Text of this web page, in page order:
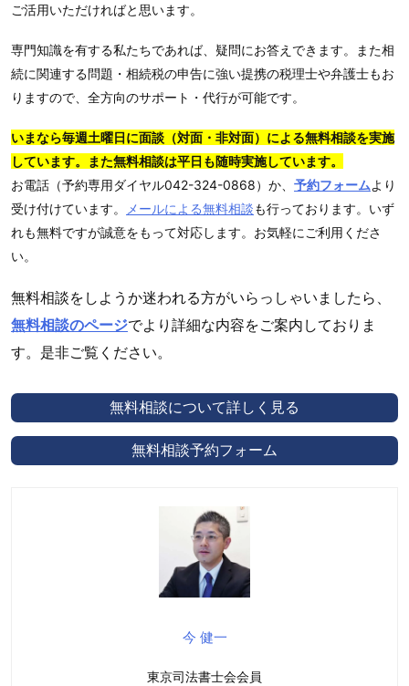
ご活用いただければと思います。
専門知識を有する私たちであれば、疑問にお答えできます。また相
続に関連する問題・相続税の申告に強い提携の税理士や弁護士もお
りますので、全方向のサポート・代行が可能です。
いまなら毎週土曜日に面談（対面・非対面）による無料相談を実施
しています。また無料相談は平日も随時実施しています。
お電話（予約専用ダイヤル042-324-0868）か、 予約フォームより
受け付けています。
メールによる無料相談も行っております。いず
れも無料ですが誠意をもって対応します。お気軽にご利用くださ
い。
無料相談をしようか迷われる方がいらっしゃいましたら、
無料相談のページでより詳細な内容をご案内しておりま
す。是非ご覧ください。
無料相談について詳しく見る
無料相談予約フォーム
今 健一
東京司法書士会会員